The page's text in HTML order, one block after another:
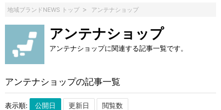
地域ブランドNEWS トップ アンテナショップ
アンテナショップ
アンテナショップに関連する記事一覧です。
アンテナショップの記事一覧
表示順: